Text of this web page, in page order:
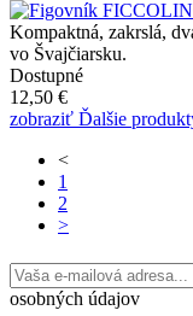
Kompaktná, zakrslá,
vo Švajčiarsku.
Dostupné
12,50 €
zobraziť Ďalšie
<
1
2
>
osobných údajov